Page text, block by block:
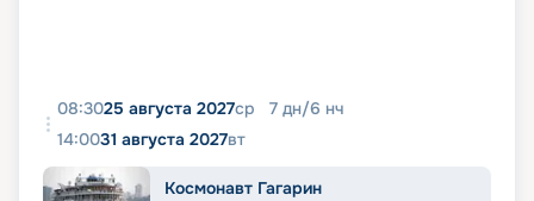
08:3025 августа 2027ср 7 дн/6 нч
14:0031 августа 2027вт
Космонавт Гагарин